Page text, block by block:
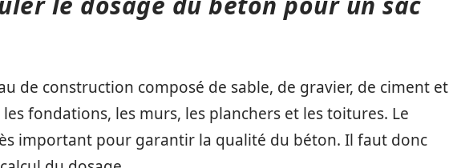
de construction composé de sable, de gravier, de ciment et
les fondations, les murs, les planchers et les toitures. Le
important pour garantir la qualité du béton. Il faut donc